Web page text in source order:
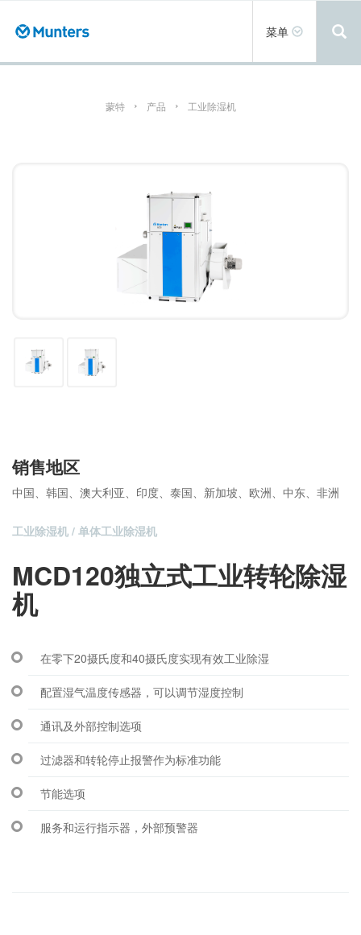
Toggle
菜单
蒙特 产品 工业除湿机
销售地区
中国、韩国、澳大利亚、印度、泰国、新加坡、欧洲、中东、非洲
工业除湿机 / 单体工业除湿机
MCD120独立式工业转轮除湿
机
在零下20摄氏度和40摄氏度实现有效工业除湿
配置湿气温度传感器，可以调节湿度控制
通讯及外部控制选项
过滤器和转轮停止报警作为标准功能
节能选项
服务和运行指示器，外部预警器